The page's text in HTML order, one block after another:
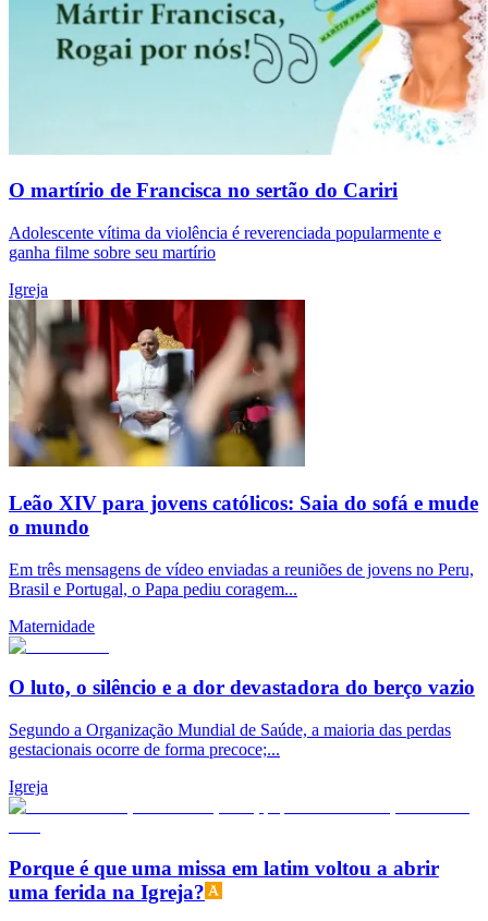
O martírio de Francisca no sertão do Cariri
Adolescente vítima da violência é reverenciada popularmente e
ganha filme sobre seu martírio
Igreja
Leão XIV para jovens católicos: Saia do sofá e mude
o mundo
Em três mensagens de vídeo enviadas a reuniões de jovens no Peru,
Brasil e Portugal, o Papa pediu coragem...
Maternidade
O luto, o silêncio e a dor devastadora do berço vazio
Segundo a Organização Mundial de Saúde, a maioria das perdas
gestacionais ocorre de forma precoce;...
Igreja
Porque é que uma missa em latim voltou a abrir
uma ferida na Igreja?